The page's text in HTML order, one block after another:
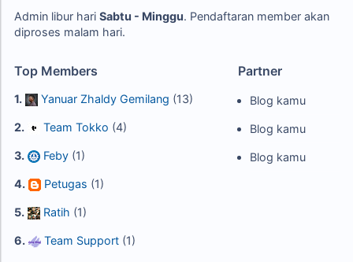
Admin libur hari Sabtu - Minggu. Pendaftaran member akan
diproses malam hari.
Top Members
1. Yanuar Zhaldy Gemilang (13)
2. Team Tokko (4)
3. Feby(1)
4. Petugas (1)
5. Ratih (1)
6. Team Support(1)
Partner
Blog kamu
Blog kamu
Blog kamu